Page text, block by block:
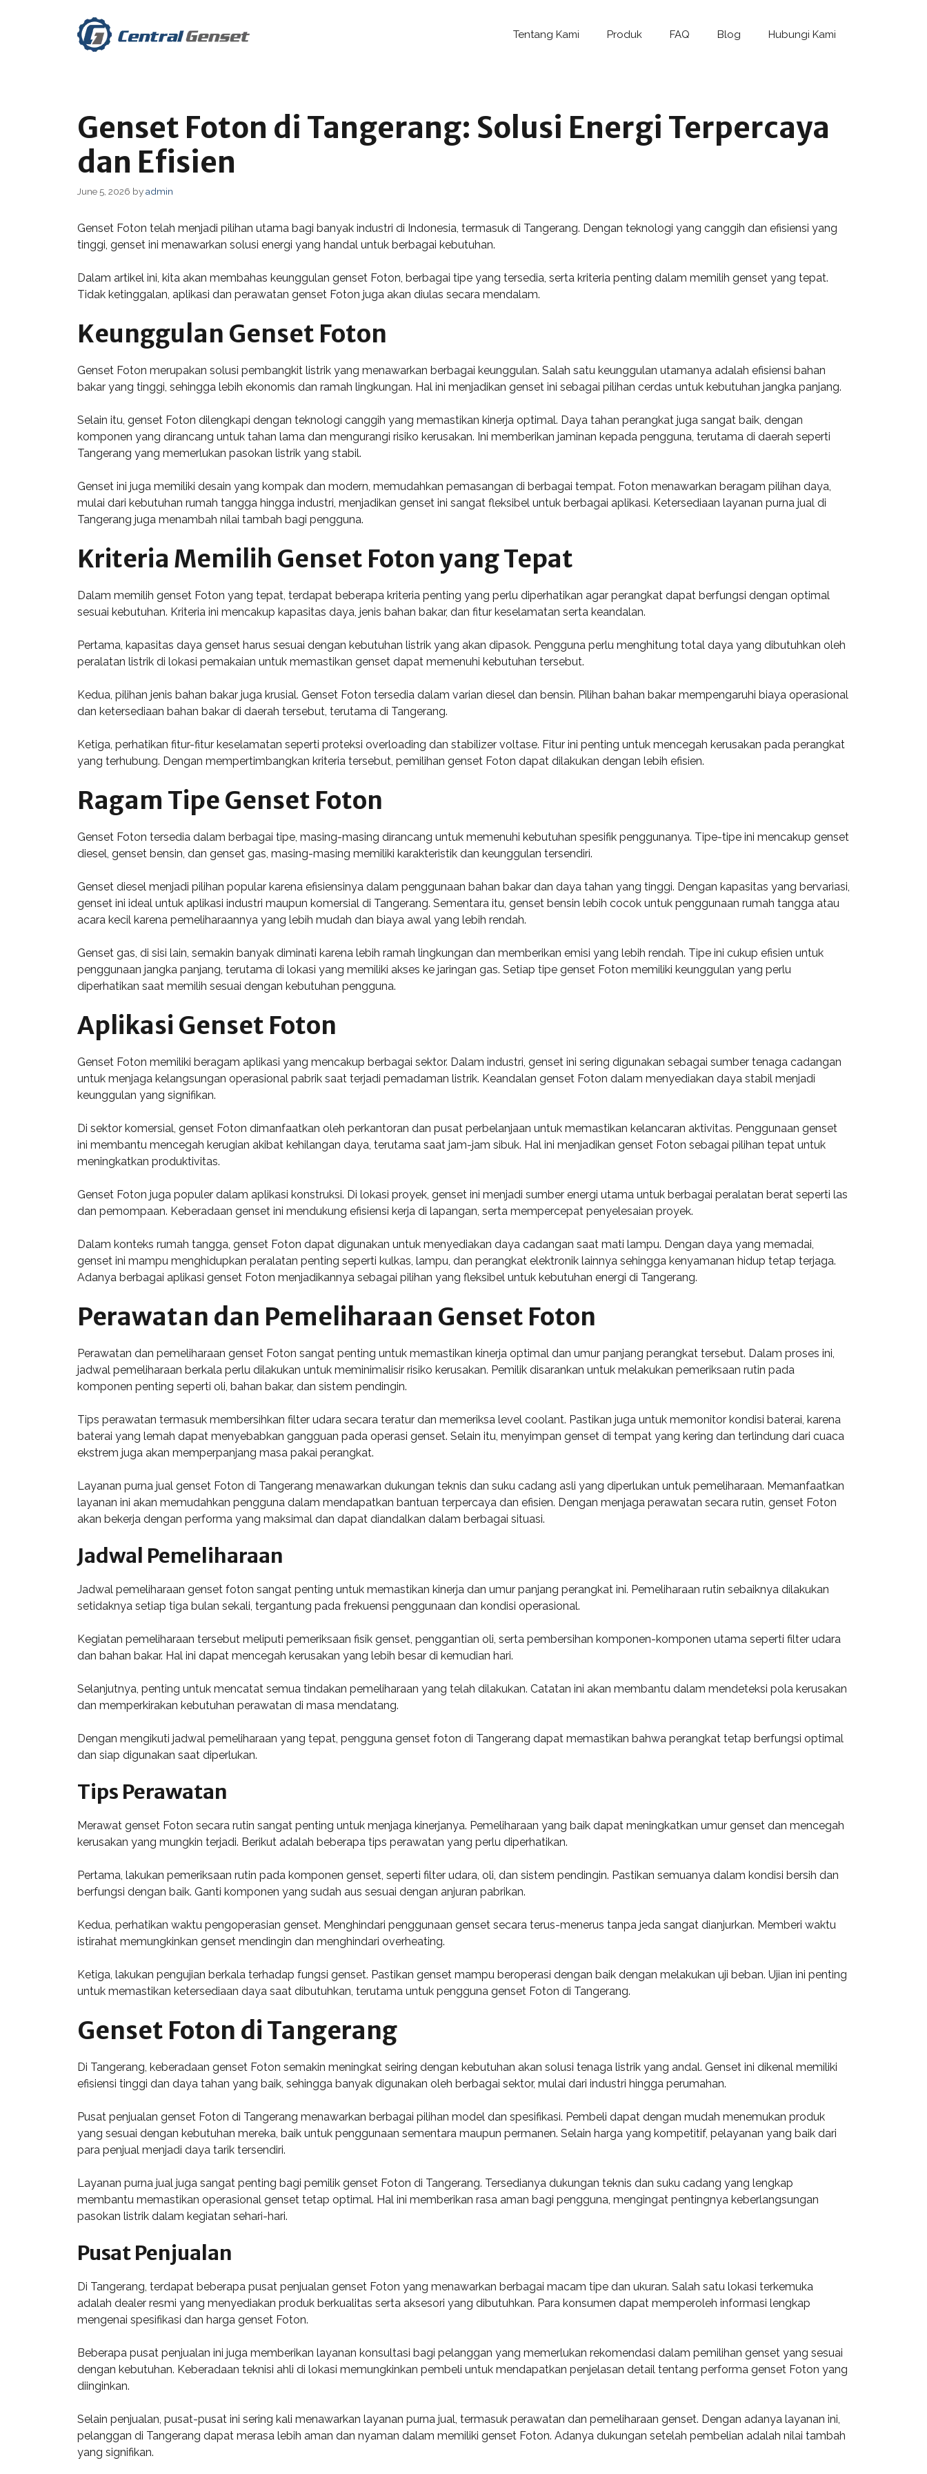
Tentang Kami Produk FAQ Blog Hubungi Kami
Genset Foton di Tangerang: Solusi Energi Terpercaya
dan Efisien
June 5, 2026 byadmin
Genset Foton telah menjadi pilihan utama bagi banyak industri di Indonesia, termasuk di Tangerang. Dengan teknologi yang canggih dan efisiensi yang
tinggi, genset ini menawarkan solusi energi yang handal untuk berbagai kebutuhan.
Dalam artikel ini, kita akan membahas keunggulan genset Foton, berbagai tipe yang tersedia, serta kriteria penting dalam memilih genset yang tepat.
Tidak ketinggalan, aplikasi dan perawatan genset Foton juga akan diulas secara mendalam.
Keunggulan Genset Foton
Genset Foton merupakan solusi pembangkit listrik yang menawarkan berbagai keunggulan. Salah satu keunggulan utamanya adalah efisiensi bahan
bakar yang tinggi, sehingga lebih ekonomis dan ramah lingkungan. Hal ini menjadikan genset ini sebagai pilihan cerdas untuk kebutuhan jangka panjang.
Selain itu, genset Foton dilengkapi dengan teknologi canggih yang memastikan kinerja optimal. Daya tahan perangkat juga sangat baik, dengan
komponen yang dirancang untuk tahan lama dan mengurangi risiko kerusakan. Ini memberikan jaminan kepada pengguna, terutama di daerah seperti
Tangerang yang memerlukan pasokan listrik yang stabil.
Genset ini juga memiliki desain yang kompak dan modern, memudahkan pemasangan di berbagai tempat. Foton menawarkan beragam pilihan daya,
mulai dari kebutuhan rumah tangga hingga industri, menjadikan genset ini sangat fleksibel untuk berbagai aplikasi. Ketersediaan layanan purna jual di
Tangerang juga menambah nilai tambah bagi pengguna.
Kriteria Memilih Genset Foton yang Tepat
Dalam memilih genset Foton yang tepat, terdapat beberapa kriteria penting yang perlu diperhatikan agar perangkat dapat berfungsi dengan optimal
sesuai kebutuhan. Kriteria ini mencakup kapasitas daya, jenis bahan bakar, dan fitur keselamatan serta keandalan.
Pertama, kapasitas daya genset harus sesuai dengan kebutuhan listrik yang akan dipasok. Pengguna perlu menghitung total daya yang dibutuhkan oleh
peralatan listrik di lokasi pemakaian untuk memastikan genset dapat memenuhi kebutuhan tersebut.
Kedua, pilihan jenis bahan bakar juga krusial. Genset Foton tersedia dalam varian diesel dan bensin. Pilihan bahan bakar mempengaruhi biaya operasional
dan ketersediaan bahan bakar di daerah tersebut, terutama di Tangerang.
Ketiga, perhatikan fitur-fitur keselamatan seperti proteksi overloading dan stabilizer voltase. Fitur ini penting untuk mencegah kerusakan pada perangkat
yang terhubung. Dengan mempertimbangkan kriteria tersebut, pemilihan genset Foton dapat dilakukan dengan lebih efisien.
Ragam Tipe Genset Foton
Genset Foton tersedia dalam berbagai tipe, masing-masing dirancang untuk memenuhi kebutuhan spesifik penggunanya. Tipe-tipe ini mencakup genset
diesel, genset bensin, dan genset gas, masing-masing memiliki karakteristik dan keunggulan tersendiri.
Genset diesel menjadi pilihan popular karena efisiensinya dalam penggunaan bahan bakar dan daya tahan yang tinggi. Dengan kapasitas yang bervariasi,
genset ini ideal untuk aplikasi industri maupun komersial di Tangerang. Sementara itu, genset bensin lebih cocok untuk penggunaan rumah tangga atau
acara kecil karena pemeliharaannya yang lebih mudah dan biaya awal yang lebih rendah.
Genset gas, di sisi lain, semakin banyak diminati karena lebih ramah lingkungan dan memberikan emisi yang lebih rendah. Tipe ini cukup efisien untuk
penggunaan jangka panjang, terutama di lokasi yang memiliki akses ke jaringan gas. Setiap tipe genset Foton memiliki keunggulan yang perlu
diperhatikan saat memilih sesuai dengan kebutuhan pengguna.
Aplikasi Genset Foton
Genset Foton memiliki beragam aplikasi yang mencakup berbagai sektor. Dalam industri, genset ini sering digunakan sebagai sumber tenaga cadangan
untuk menjaga kelangsungan operasional pabrik saat terjadi pemadaman listrik. Keandalan genset Foton dalam menyediakan daya stabil menjadi
keunggulan yang signifikan.
Di sektor komersial, genset Foton dimanfaatkan oleh perkantoran dan pusat perbelanjaan untuk memastikan kelancaran aktivitas. Penggunaan genset
ini membantu mencegah kerugian akibat kehilangan daya, terutama saat jam-jam sibuk. Hal ini menjadikan genset Foton sebagai pilihan tepat untuk
meningkatkan produktivitas.
Genset Foton juga populer dalam aplikasi konstruksi. Di lokasi proyek, genset ini menjadi sumber energi utama untuk berbagai peralatan berat seperti las
dan pemompaan. Keberadaan genset ini mendukung efisiensi kerja di lapangan, serta mempercepat penyelesaian proyek.
Dalam konteks rumah tangga, genset Foton dapat digunakan untuk menyediakan daya cadangan saat mati lampu. Dengan daya yang memadai,
genset ini mampu menghidupkan peralatan penting seperti kulkas, lampu, dan perangkat elektronik lainnya sehingga kenyamanan hidup tetap terjaga.
Adanya berbagai aplikasi genset Foton menjadikannya sebagai pilihan yang fleksibel untuk kebutuhan energi di Tangerang.
Perawatan dan Pemeliharaan Genset Foton
Perawatan dan pemeliharaan genset Foton sangat penting untuk memastikan kinerja optimal dan umur panjang perangkat tersebut. Dalam proses ini,
jadwal pemeliharaan berkala perlu dilakukan untuk meminimalisir risiko kerusakan. Pemilik disarankan untuk melakukan pemeriksaan rutin pada
komponen penting seperti oli, bahan bakar, dan sistem pendingin.
Tips perawatan termasuk membersihkan filter udara secara teratur dan memeriksa level coolant. Pastikan juga untuk memonitor kondisi baterai, karena
baterai yang lemah dapat menyebabkan gangguan pada operasi genset. Selain itu, menyimpan genset di tempat yang kering dan terlindung dari cuaca
ekstrem juga akan memperpanjang masa pakai perangkat.
Layanan purna jual genset Foton di Tangerang menawarkan dukungan teknis dan suku cadang asli yang diperlukan untuk pemeliharaan. Memanfaatkan
layanan ini akan memudahkan pengguna dalam mendapatkan bantuan terpercaya dan efisien. Dengan menjaga perawatan secara rutin, genset Foton
akan bekerja dengan performa yang maksimal dan dapat diandalkan dalam berbagai situasi.
Jadwal Pemeliharaan
Jadwal pemeliharaan genset foton sangat penting untuk memastikan kinerja dan umur panjang perangkat ini. Pemeliharaan rutin sebaiknya dilakukan
setidaknya setiap tiga bulan sekali, tergantung pada frekuensi penggunaan dan kondisi operasional.
Kegiatan pemeliharaan tersebut meliputi pemeriksaan fisik genset, penggantian oli, serta pembersihan komponen-komponen utama seperti filter udara
dan bahan bakar. Hal ini dapat mencegah kerusakan yang lebih besar di kemudian hari.
Selanjutnya, penting untuk mencatat semua tindakan pemeliharaan yang telah dilakukan. Catatan ini akan membantu dalam mendeteksi pola kerusakan
dan memperkirakan kebutuhan perawatan di masa mendatang.
Dengan mengikuti jadwal pemeliharaan yang tepat, pengguna genset foton di Tangerang dapat memastikan bahwa perangkat tetap berfungsi optimal
dan siap digunakan saat diperlukan.
Tips Perawatan
Merawat genset Foton secara rutin sangat penting untuk menjaga kinerjanya. Pemeliharaan yang baik dapat meningkatkan umur genset dan mencegah
kerusakan yang mungkin terjadi. Berikut adalah beberapa tips perawatan yang perlu diperhatikan.
Pertama, lakukan pemeriksaan rutin pada komponen genset, seperti filter udara, oli, dan sistem pendingin. Pastikan semuanya dalam kondisi bersih dan
berfungsi dengan baik. Ganti komponen yang sudah aus sesuai dengan anjuran pabrikan.
Kedua, perhatikan waktu pengoperasian genset. Menghindari penggunaan genset secara terus-menerus tanpa jeda sangat dianjurkan. Memberi waktu
istirahat memungkinkan genset mendingin dan menghindari overheating.
Ketiga, lakukan pengujian berkala terhadap fungsi genset. Pastikan genset mampu beroperasi dengan baik dengan melakukan uji beban. Ujian ini penting
untuk memastikan ketersediaan daya saat dibutuhkan, terutama untuk pengguna genset Foton di Tangerang.
Genset Foton di Tangerang
Di Tangerang, keberadaan genset Foton semakin meningkat seiring dengan kebutuhan akan solusi tenaga listrik yang andal. Genset ini dikenal memiliki
efisiensi tinggi dan daya tahan yang baik, sehingga banyak digunakan oleh berbagai sektor, mulai dari industri hingga perumahan.
Pusat penjualan genset Foton di Tangerang menawarkan berbagai pilihan model dan spesifikasi. Pembeli dapat dengan mudah menemukan produk
yang sesuai dengan kebutuhan mereka, baik untuk penggunaan sementara maupun permanen. Selain harga yang kompetitif, pelayanan yang baik dari
para penjual menjadi daya tarik tersendiri.
Layanan purna jual juga sangat penting bagi pemilik genset Foton di Tangerang. Tersedianya dukungan teknis dan suku cadang yang lengkap
membantu memastikan operasional genset tetap optimal. Hal ini memberikan rasa aman bagi pengguna, mengingat pentingnya keberlangsungan
pasokan listrik dalam kegiatan sehari-hari.
Pusat Penjualan
Di Tangerang, terdapat beberapa pusat penjualan genset Foton yang menawarkan berbagai macam tipe dan ukuran. Salah satu lokasi terkemuka
adalah dealer resmi yang menyediakan produk berkualitas serta aksesori yang dibutuhkan. Para konsumen dapat memperoleh informasi lengkap
mengenai spesifikasi dan harga genset Foton.
Beberapa pusat penjualan ini juga memberikan layanan konsultasi bagi pelanggan yang memerlukan rekomendasi dalam pemilihan genset yang sesuai
dengan kebutuhan. Keberadaan teknisi ahli di lokasi memungkinkan pembeli untuk mendapatkan penjelasan detail tentang performa genset Foton yang
diinginkan.
Selain penjualan, pusat-pusat ini sering kali menawarkan layanan purna jual, termasuk perawatan dan pemeliharaan genset. Dengan adanya layanan ini,
pelanggan di Tangerang dapat merasa lebih aman dan nyaman dalam memiliki genset Foton. Adanya dukungan setelah pembelian adalah nilai tambah
yang signifikan.